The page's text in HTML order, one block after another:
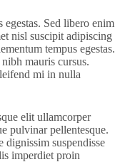
egestas. Sed libero enim
nisl suscipit adipiscing
tempus egestas.
mauris cursus.
mi in nulla
elit ullamcorper
pulvinar pellentesque.
suspendisse
imperdiet proin